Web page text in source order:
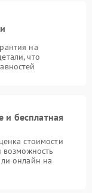
на
что
и бесплатная
стоимости
возможность
онлайн на